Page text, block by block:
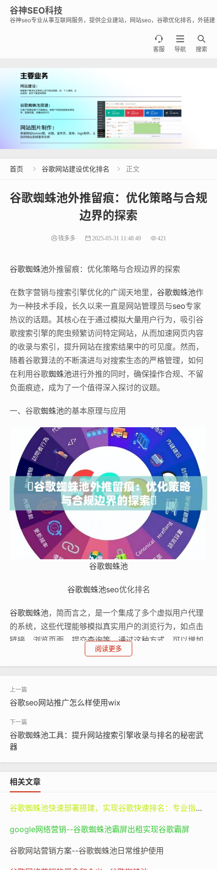
谷神SEO科技
谷神seo专业从事互联网服务，提供企业建站，网站seo，谷歌优化排名，外链建

搜索

导航

客服
首页  谷歌网站建设优化排名  正文
‌谷歌蜘蛛池外推留痕：优化策略与合规
边界的探索‌
钱多多 2025-05-31 11:48:49 421
谷歌蜘蛛池外推留痕：优化策略与合规边界的探索‌
在数字营销与搜索引擎优化的广阔天地里， 谷歌蜘蛛池作
为一种技术手段，长久以来一直是网站管理员与seo专家
热议的话题。其核心在于通过模拟大量用户行为，吸引谷
歌搜索引擎的爬虫频繁访问特定网站，从而加速网页内容
的收录与索引，提升网站在搜索结果中的可见度。然而，
随着谷歌算法的不断演进与对搜索生态的严格管理，如何
在利用谷歌蜘蛛池进行外推的同时，确保操作合规、不留
负面痕迹，成为了一个值得深入探讨的议题。
一、谷歌蜘蛛池的基本原理与应用
谷歌蜘蛛池
谷歌蜘蛛池seo优化排名
谷歌蜘蛛池，简而言之，是一个集成了多个虚拟用户代理
的系统，这些代理能够模拟真实用户的浏览行为，如点击
链接、浏览页面、提交查询等。通过这种方式，可以增加
网站被谷歌爬虫发现的机会，进而提高网站的抓取频率和
索引速度。对于新站或是需要快速更新内容的站点而言，
二、外推留痕的风险与挑战
尽管谷歌
力，但其使用也伴随着不可忽视的风险。最显著的是，过
完全封禁网站。此外，不恰当的外推策略还可能留下明显
的“人工干预”痕迹，损害网站的自然搜索形象和用户信
任。
三、合规使用谷歌蜘蛛池的策略
‌适度原则‌：首要原则是避免过度使用。合理的频率和方式
阅读更多
谷歌seo网站推广怎么样使用wix
‌谷歌蜘蛛池工具：提升网站搜索引擎收录与排名的秘密武
器‌
相关文章
谷歌蜘蛛池快速部署搭建，实现谷歌快速排名：专业指南与谷神SEO的价值
google网络营销--谷歌蜘蛛池霸屏出租实现谷歌霸屏
谷歌网站营销方案--谷歌蜘蛛池日常维护使用